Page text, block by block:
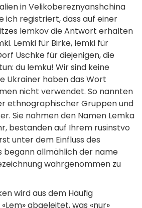
in Velikobereznyanshchina
ich registriert, dass auf einer
lemkov die Antwort erhalten
Lemki für Birke, lemki für
Uschke für diejenigen, die
du lemku! Wir sind keine
Ukrainer haben das Wort
nicht verwendet. So nannten
ethnographischer Gruppen und
Sie nahmen den Namen Lemka
bestanden auf Ihrem rusinstvo
unter dem Einfluss des
allmählich der name
wahrgenommen zu
wird aus dem Häufig
abgeleitet, was «nur»